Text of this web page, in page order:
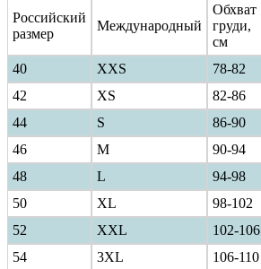
Российский
размер
Международный
Обхват
груди,
см
40
ХXS 78-82
42
XS 82-86
44
S 86-90
46
M 90-94
48
L 94-98
50
XL 98-102
52
XXL 102-106
54
3XL 106-110